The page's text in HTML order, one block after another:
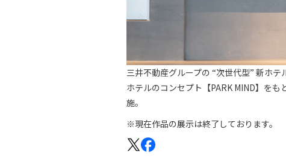
三井不動産グループの “次世代型” 新ホテ
ホテルのコンセプト【PARK MIND】を
施。
※現在作品の展示は終了しております。